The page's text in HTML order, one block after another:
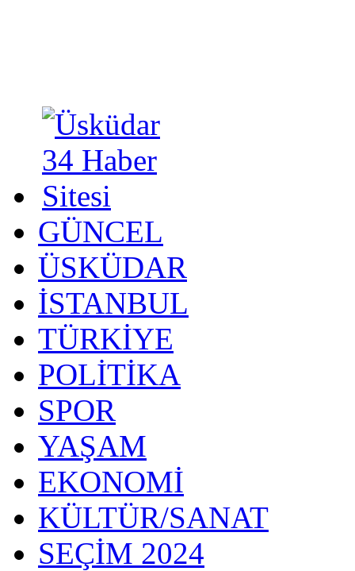
GÜNCEL
ÜSKÜDAR
İSTANBUL
TÜRKİYE
POLİTİKA
SPOR
YAŞAM
EKONOMİ
KÜLTÜR/SANAT
SEÇİM 2024